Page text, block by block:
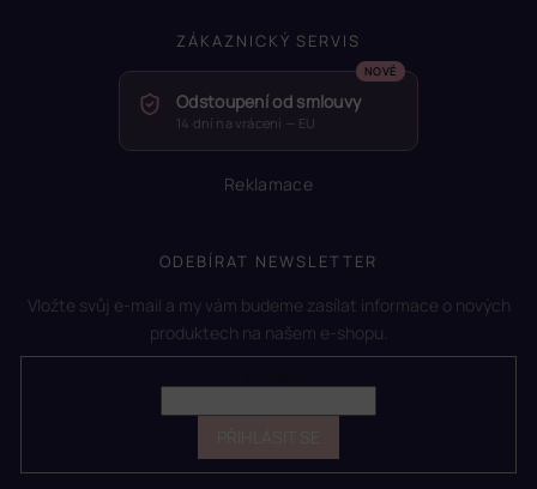
ZÁKAZNICKÝ SERVIS
Odstoupení od smlouvy
14 dní na vrácení — EU
Reklamace
ODEBÍRAT NEWSLETTER
Vložte svůj e-mail a my vám budeme zasílat informace o nových
produktech na našem e-shopu.